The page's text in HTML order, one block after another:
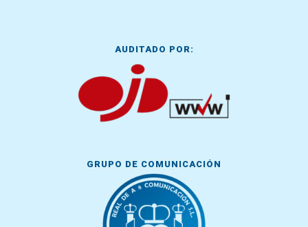
AUDITADO POR:
GRUPO DE COMUNICACIÓN